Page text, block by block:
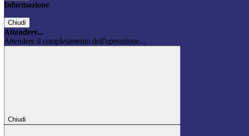
Informazione
Chiudi
Attendere...
Attendere il completamento dell'operazione...
Chiudi